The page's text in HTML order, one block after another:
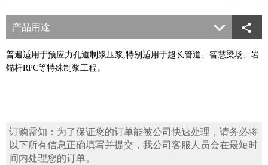
产品用途  
普遍适用于预应力孔道制浆压浆,特别适用于超长管道、智慧梁场、岩
锚杆RPC等特殊制浆工程。
订购需知：为了保证您的订单能被公司快速处理，请务必将
以下所有信息正确填写并提交，我公司客服人员会在最短时
间内处理您的订单。